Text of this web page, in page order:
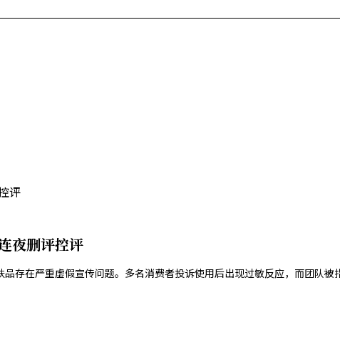
夜删评控评
存在严重虚假宣传问题。多名消费者投诉使用后出现过敏反应，而团队被